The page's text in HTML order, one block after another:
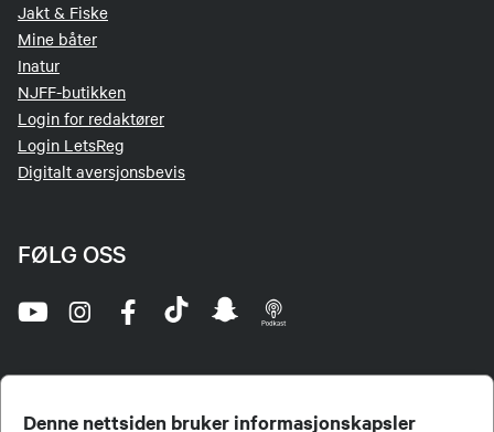
Denne nettsiden bruker informasjonskapsler
Jakt & Fiske
Mine båter
Inatur
NJFF-butikken
Login for redaktører
Login LetsReg
Digitalt aversjonsbevis
FØLG OSS